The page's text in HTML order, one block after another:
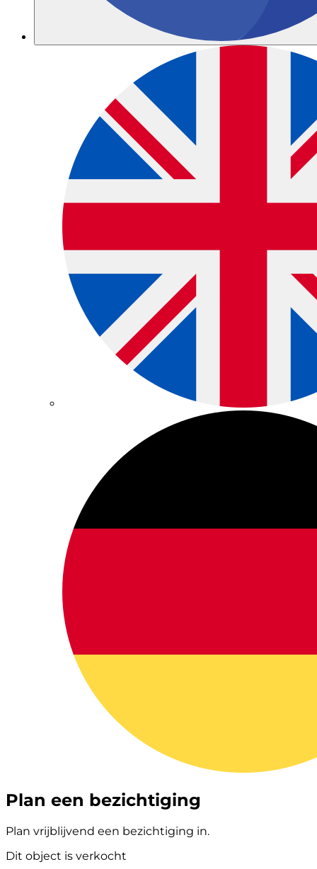
Plan een bezichtiging
Plan vrijblijvend een bezichtiging in.
Dit object is verkocht